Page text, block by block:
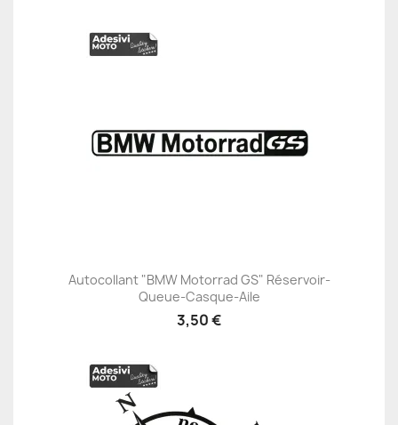
Autocollant "BMW Motorrad GS" Réservoir-
Queue-Casque-Aile
3,50 €